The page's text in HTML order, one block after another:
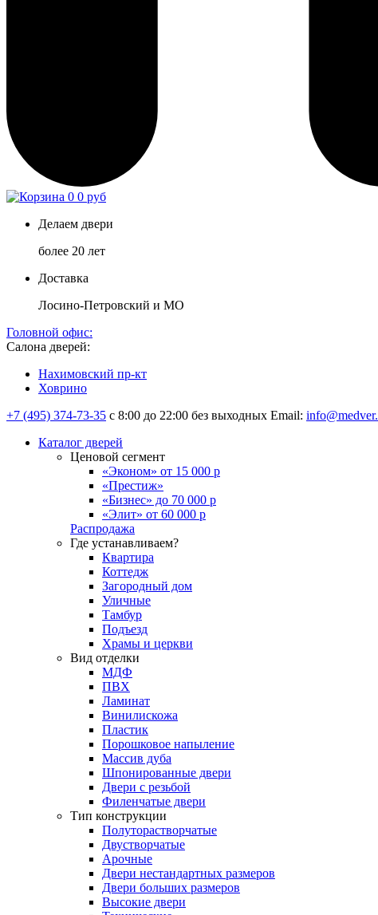
0 0 руб
Делаем двери
более 20 лет
Доставка
Лосино-Петровский и МО
Головной офис:
Салона дверей:
Нахимовский пр-кт
Ховрино
+7 (495) 374-73-35 с 8:00 до 22:00 без выходных Email:
Каталог дверей
Ценовой сегмент
«Эконом» от 15 000 р
«Престиж»
«Бизнес» до 70 000 р
«Элит» от 60 000 р
Распродажа
Где устанавливаем?
Квартира
Коттедж
Загородный дом
Уличные
Тамбур
Подъезд
Храмы и церкви
Вид отделки
МДФ
ПВХ
Ламинат
Винилискожа
Пластик
Порошковое напыление
Массив дуба
Шпонированные двери
Двери с резьбой
Филенчатые двери
Тип конструкции
Полуторастворчатые
Двустворчатые
Арочные
Двери нестандартных размеров
Двери больших размеров
Высокие двери